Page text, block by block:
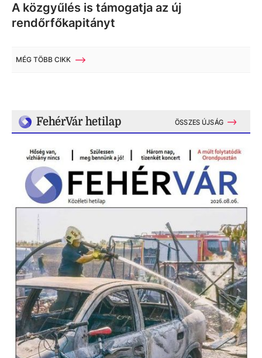
A közgyűlés is támogatja az új
rendőrfőkapitányt
MÉG TÖBB CIKK
FehérVár hetilap ÖSSZES ÚJSÁG